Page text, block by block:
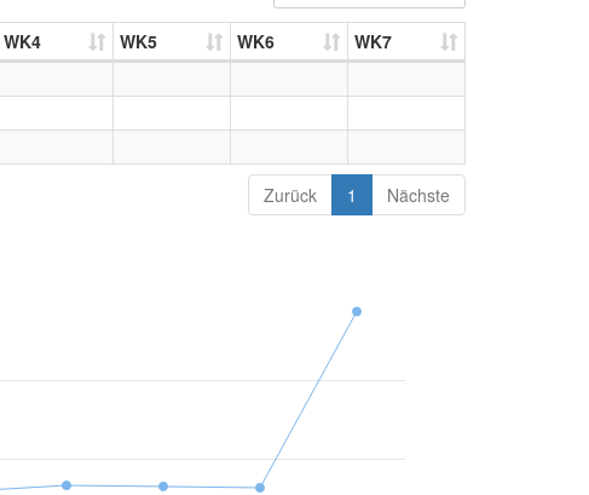
WK4 WK5 WK6 WK7
Zurück 1 Nächste